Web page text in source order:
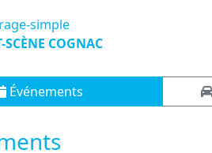
simple
SCÈNE COGNAC
Événements